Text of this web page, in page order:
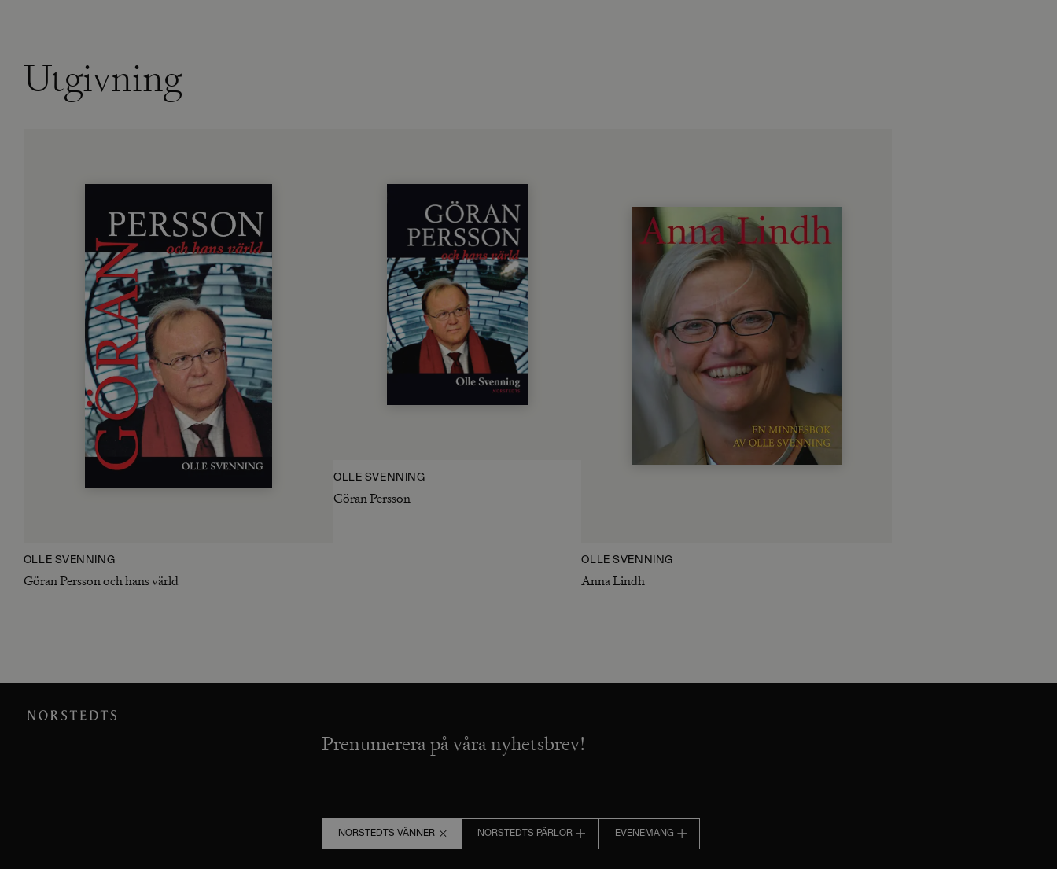
Utgivning
OLLE SVENNING
Göran Persson och hans värld
OLLE SVENNING
Göran Persson
OLLE SVENNING
Anna Lindh
Prenumerera på våra nyhetsbrev!
NORSTEDTS VÄNNER NORSTEDTS PÄRLOR EVENEMANG